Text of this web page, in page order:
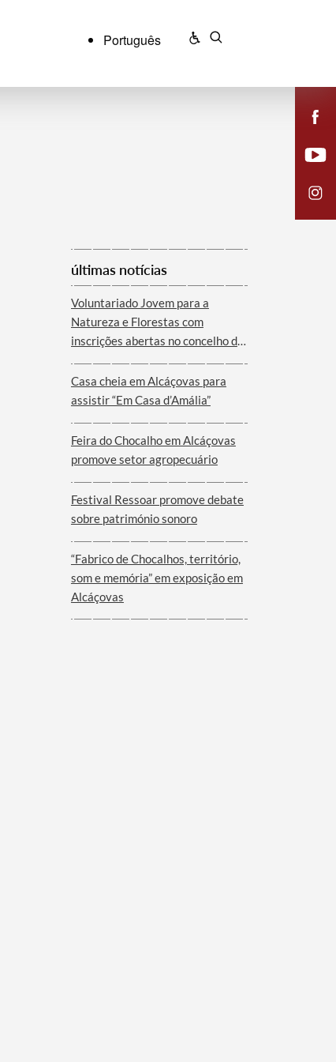
Português
últimas notícias
Voluntariado Jovem para a
Natureza e Florestas com
inscrições abertas no concelho de
Casa cheia em Alcáçovas para
assistir “Em Casa d’Amália”
Feira do Chocalho em Alcáçovas
promove setor agropecuário
Festival Ressoar promove debate
sobre património sonoro
“Fabrico de Chocalhos, território,
som e memória” em exposição em
Alcáçovas